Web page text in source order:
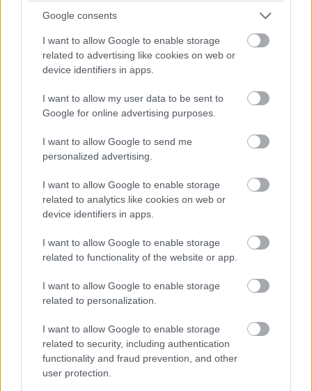
Google consents
I want to allow Google to enable storage
related to advertising like cookies on web or
device identifiers in apps.
I want to allow my user data to be sent to
Google for online advertising purposes.
I want to allow Google to send me
personalized advertising.
I want to allow Google to enable storage
related to analytics like cookies on web or
device identifiers in apps.
I want to allow Google to enable storage
related to functionality of the website or app.
I want to allow Google to enable storage
related to personalization.
I want to allow Google to enable storage
related to security, including authentication
functionality and fraud prevention, and other
user protection.
nagyobb figyelmet, amik amúgy elsikkadtak volna.
eleji visszatekintésünk mindig nagy feladat, 2016 pedig
egy olyan év volt, aminek kapcsán sok mindenről van mit
beszélni. Ennek szellemében nagyon ajánlom
figyelmetekbe grandiózus összeállításunkat, van benne
illeti, eluralkodott rajtunk a szervezett bűnözés iránti
vágy, hiszen a címlapra kerülő Az éjszaka törvénye
mellett áttekintettük még a gengszterfilmek történetét
is, sőt filmklasszikusunk a műfaj egyik legjobb,
legelismertebb darabja, a Volt egyszer egy Amerika lett.